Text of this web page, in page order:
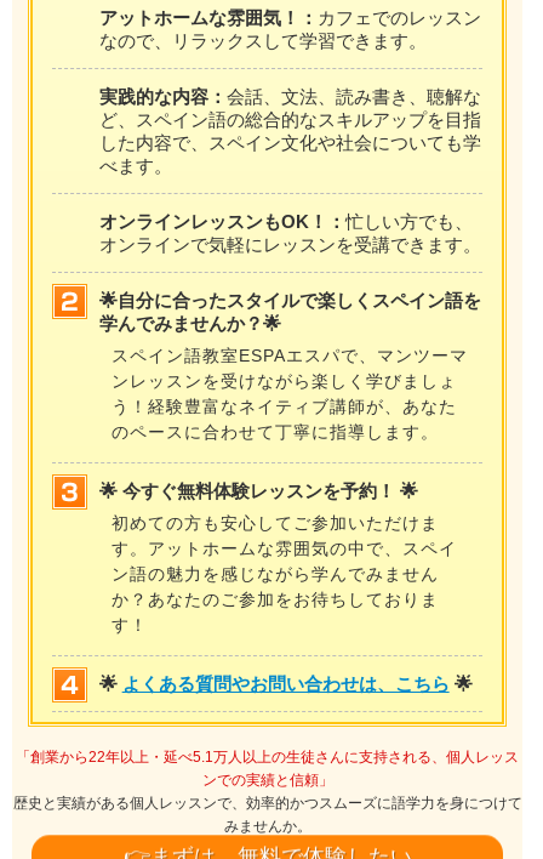
アットホームな雰囲気！： カフェでのレッスン
なので、リラックスして学習できます。
実践的な内容： 会話、文法、読み書き、聴解な
ど、スペイン語の総合的なスキルアップを目指
した内容で、スペイン文化や社会についても学
べます。
オンラインレッスンもOK！：忙しい方でも、
オンラインで気軽にレッスンを受講できます。
🌟自分に合ったスタイルで楽しくスペイン語を
学んでみませんか？🌟
スペイン語教室ESPAエスパで、マンツーマ
ンレッスンを受けながら楽しく学びましょ
う！経験豊富なネイティブ講師が、あなた
のペースに合わせて丁寧に指導します。
🌟 今すぐ無料体験レッスンを予約！ 🌟
初めての方も安心してご参加いただけま
す。アットホームな雰囲気の中で、スペイ
ン語の魅力を感じながら学んでみません
か？あなたのご参加をお待ちしておりま
す！
🌟 よくある質問やお問い合わせは、こちら 🌟
「創業から22年以上・延べ5.1万人以上の生徒さんに支持される、個人レッス
ンでの実績と信頼」
歴史と実績がある個人レッスンで、効率的かつスムーズに語学力を身につけて
みませんか。